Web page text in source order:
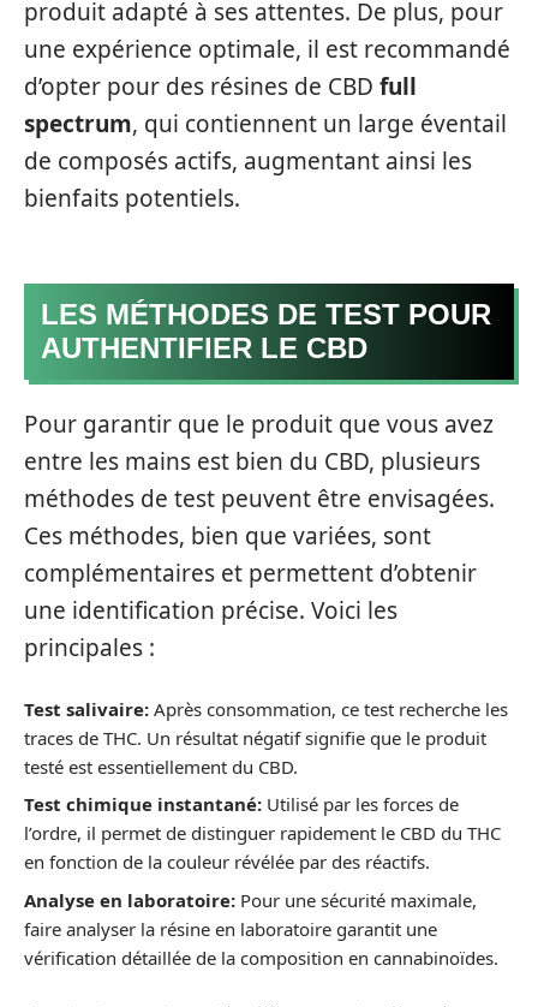
produit adapté à ses attentes. De plus, pour
une expérience optimale, il est recommandé
d’opter pour des résines de CBD full
spectrum, qui contiennent un large éventail
de composés actifs, augmentant ainsi les
bienfaits potentiels.
LES MÉTHODES DE TEST POUR
AUTHENTIFIER LE CBD
Pour garantir que le produit que vous avez
entre les mains est bien du CBD, plusieurs
méthodes de test peuvent être envisagées.
Ces méthodes, bien que variées, sont
complémentaires et permettent d’obtenir
une identification précise. Voici les
principales :
Test salivaire: Après consommation, ce test recherche les
traces de THC. Un résultat négatif signifie que le produit
testé est essentiellement du CBD.
Test chimique instantané: Utilisé par les forces de
l’ordre, il permet de distinguer rapidement le CBD du THC
en fonction de la couleur révélée par des réactifs.
Analyse en laboratoire: Pour une sécurité maximale,
faire analyser la résine en laboratoire garantit une
vérification détaillée de la composition en cannabinoïdes.